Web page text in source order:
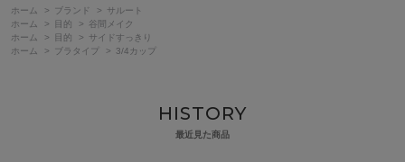
ホーム > ブランド >
サルート
ホーム
> 目的 >
谷間メイク
ホーム
> 目的 >
サイドすっきり
ホーム
> ブラタイプ > 3/4カップ
HISTORY
最近見た商品